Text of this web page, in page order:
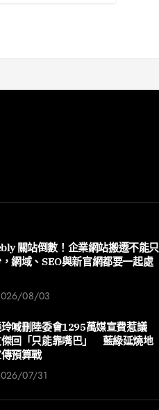
關站倒數！企業網站搬遷不能只
網域、SEO與新官網都要一起處
08/03
喊刪陸委會1295萬媒宣費惹議
回「只能靠嘴巴」 藍綠延燒地
預算戰
07/31